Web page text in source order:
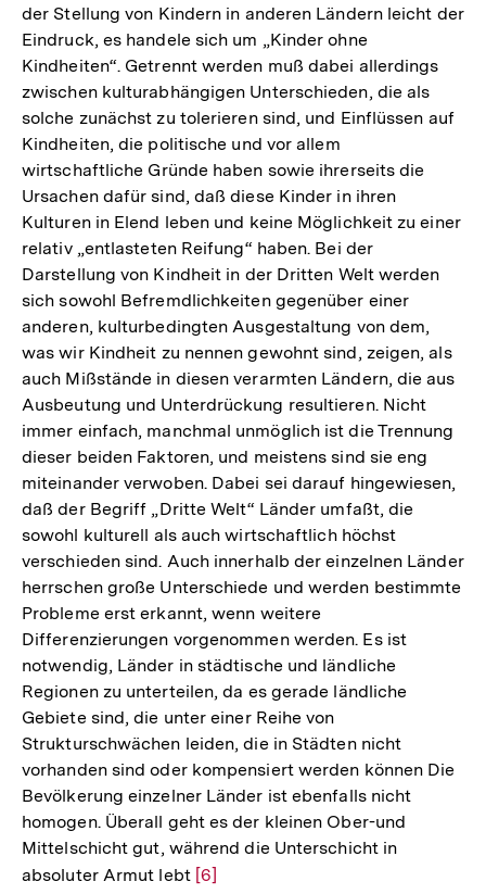
der Stellung von Kindern in anderen Ländern leicht der
Eindruck, es handele sich um „Kinder ohne
Kindheiten“. Getrennt werden muß dabei allerdings
zwischen kulturabhängigen Unterschieden, die als
solche zunächst zu tolerieren sind, und Einflüssen auf
Kindheiten, die politische und vor allem
wirtschaftliche Gründe haben sowie ihrerseits die
Ursachen dafür sind, daß diese Kinder in ihren
Kulturen in Elend leben und keine Möglichkeit zu einer
relativ „entlasteten Reifung“ haben. Bei der
Darstellung von Kindheit in der Dritten Welt werden
sich sowohl Befremdlichkeiten gegenüber einer
anderen, kulturbedingten Ausgestaltung von dem,
was wir Kindheit zu nennen gewohnt sind, zeigen, als
auch Mißstände in diesen verarmten Ländern, die aus
Ausbeutung und Unterdrückung resultieren. Nicht
immer einfach, manchmal unmöglich ist die Trennung
dieser beiden Faktoren, und meistens sind sie eng
miteinander verwoben. Dabei sei darauf hingewiesen,
daß der Begriff „Dritte Welt“ Länder umfaßt, die
sowohl kulturell als auch wirtschaftlich höchst
verschieden sind. Auch innerhalb der einzelnen Länder
herrschen große Unterschiede und werden bestimmte
Probleme erst erkannt, wenn weitere
Differenzierungen vorgenommen werden. Es ist
notwendig, Länder in städtische und ländliche
Regionen zu unterteilen, da es gerade ländliche
Gebiete sind, die unter einer Reihe von
Strukturschwächen leiden, die in Städten nicht
vorhanden sind oder kompensiert werden können Die
Bevölkerung einzelner Länder ist ebenfalls nicht
homogen. Überall geht es der kleinen Ober-und
Mittelschicht gut, während die Unterschicht in
absoluter Armut lebt Zur
[6]